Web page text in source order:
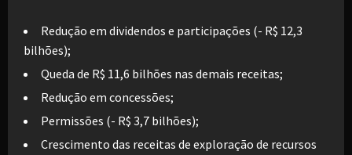
Redução em dividendos e participações (- R$ 12,3
bilhões);
Queda de R$ 11,6 bilhões nas demais receitas;
Redução em concessões;
Permissões (- R$ 3,7 bilhões);
Crescimento das receitas de exploração de recursos